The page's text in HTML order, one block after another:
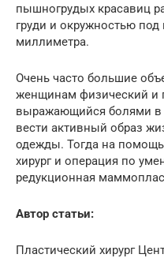
пышногрудых красавиц
груди и окружностью под
миллиметра.
Очень часто большие
женщинам физический и
выражающийся болями
вести активный образ
одежды. Тогда на помощь
хирург и операция по
редукционная
Автор статьи:
Пластический хирург